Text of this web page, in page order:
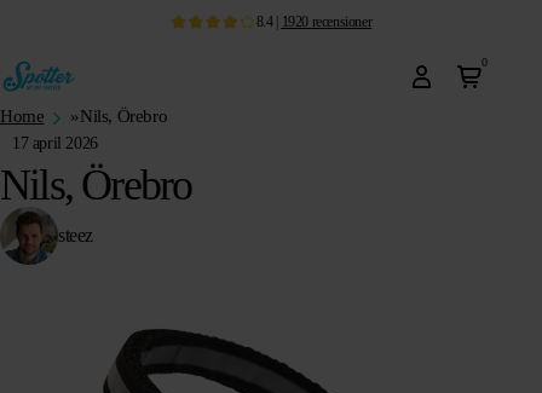
8.4| 1920 recensioner
0
Home »Nils, Örebro
17 april 2026
Nils, Örebro
steez